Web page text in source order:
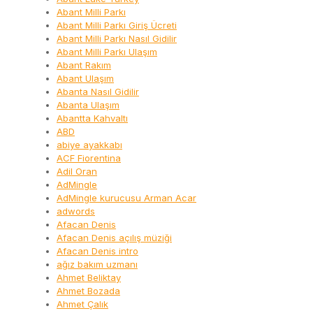
Abant Milli Parkı
Abant Milli Parkı Giriş Ücreti
Abant Milli Parkı Nasıl Gidilir
Abant Milli Parkı Ulaşım
Abant Rakım
Abant Ulaşım
Abanta Nasıl Gidilir
Abanta Ulaşım
Abantta Kahvaltı
ABD
abiye ayakkabı
ACF Fiorentina
Adil Oran
AdMingle
AdMingle kurucusu Arman Acar
adwords
Afacan Denis
Afacan Denis açılış müziği
Afacan Denis intro
ağız bakım uzmanı
Ahmet Beliktay
Ahmet Bozada
Ahmet Çalık